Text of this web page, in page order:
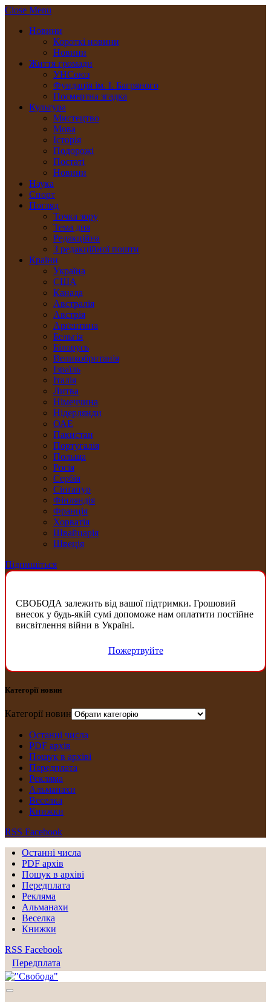
Close Menu
Новини
Короткі новини
Новини
Життя громади
УНСоюз
Фундація ім. І. Багряного
Посмертна згадка
Культура
Мистецтво
Мова
Історія
Подорожі
Постаті
Новини
Наука
Спорт
Погляд
Точка зору
Тема дня
Редакційна
З редакційної пошти
Країни
Україна
США
Канада
Австралія
Австрія
Арґентина
Бельгія
Білорусь
Великобританія
Ізраїль
Італія
Литва
Німеччина
Нідерлянди
ОАЕ
Пакистан
Португалія
Польща
Росія
Сербія
Сінґапур
Фінляндія
Франція
Хорватія
Швайцарія
Швеція
Підпишіться
СВОБОДА залежить від вашої підтримки. Грошовий
внесок у будь-якій сумі допоможе нам оплатити постійне
висвітлення війни в Україні.
Пожертвуйте
Категорії новин
Категорії новин
Останні числа
PDF архів
Пошук в архіві
Передплата
Рекляма
Альманахи
Веселка
Книжки
RSS Facebook
Останні числа
PDF архів
Пошук в архіві
Передплата
Рекляма
Альманахи
Веселка
Книжки
RSS Facebook
Передплата